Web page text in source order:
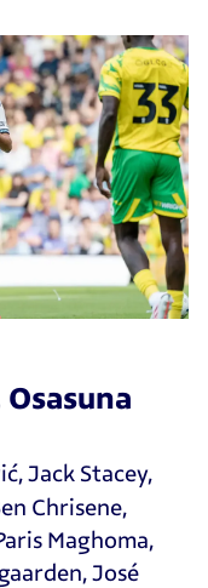
Jack Stacey,
Chrisene,
Maghoma,
José